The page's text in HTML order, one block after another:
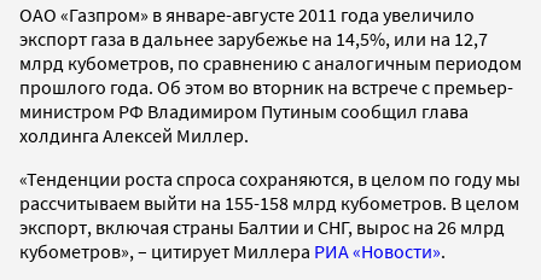
ОАО «Газпром» в январе-августе 2011 года увеличило
экспорт газа в дальнее зарубежье на 14,5%, или на 12,7
млрд кубометров, по сравнению с аналогичным периодом
прошлого года. Об этом во вторник на встрече с премьер-
министром РФ Владимиром Путиным сообщил глава
холдинга Алексей Миллер.
«Тенденции роста спроса сохраняются, в целом по году мы
рассчитываем выйти на 155-158 млрд кубометров. В целом
экспорт, включая страны Балтии и СНГ, вырос на 26 млрд
кубометров», – цитирует Миллера РИА «Новости».